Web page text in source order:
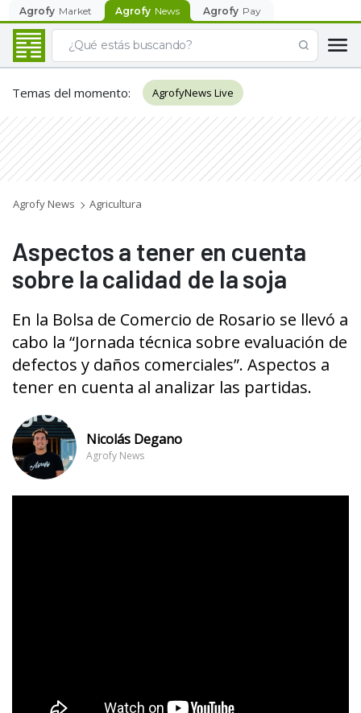
Agrofy Market Agrofy News Agrofy Pay
Temas del momento: AgrofyNews Live
Agrofy News Agricultura
Aspectos a tener en cuenta
sobre la calidad de la soja
En la Bolsa de Comercio de Rosario se llevó a
cabo la “Jornada técnica sobre evaluación de
defectos y daños comerciales”. Aspectos a
tener en cuenta al analizar las partidas.
Nicolás Degano
Agrofy News